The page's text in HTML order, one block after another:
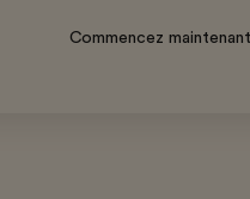
Commencez maintenant